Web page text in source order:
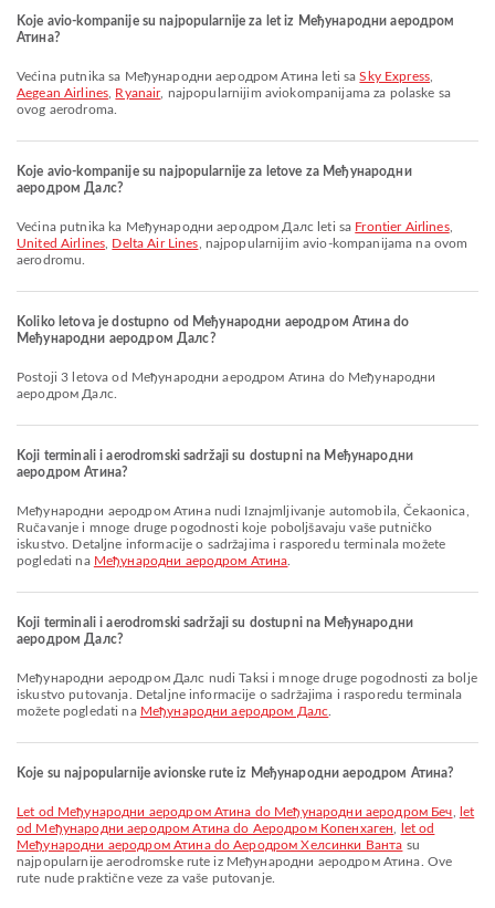
Koje avio-kompanije su najpopularnije za let iz Међународни аеродром
Атина?
Većina putnika sa Међународни аеродром Атина leti saSky Express,
Aegean Airlines Ryanair, najpopularnijim aviokompanijama za polaske sa
ovog aerodroma.
Koje avio-kompanije su najpopularnije za letove za Међународни
аеродром Далс?
Većina putnika ka Међународни аеродром Далс leti sa Frontier Airlines,
United Airlines Delta Air Lines , najpopularnijim avio-kompanijama na ovom
aerodromu.
Koliko letova je dostupno od Међународни аеродром Атина do
Међународни аеродром Далс?
Postoji 3 letova od Међународни аеродром Атина do Међународни
аеродром Далс.
Koji terminali i aerodromski sadržaji su dostupni na Међународни
аеродром Атина?
Међународни аеродром Атина nudi Iznajmljivanje automobila, Čekaonica,
Ručavanje i mnoge druge pogodnosti koje poboljšavaju vaše putničko
iskustvo. Detaljne informacije o sadržajima i rasporedu terminala možete
pogledati na Међународни аеродром Атина
Koji terminali i aerodromski sadržaji su dostupni na Међународни
аеродром Далс?
Међународни аеродром Далс nudi Taksi i mnoge druge pogodnosti za bolje
iskustvo putovanja. Detaljne informacije o sadržajima i rasporedu terminala
možete pogledati na Међународни аеродром Далс
Koje su najpopularnije avionske rute iz Међународни аеродром Атина?
let od Међународни аеродром Атина do Међународни аеродром Беч
let
od Међународни аеродром Атина do Аеродром Копенхаген
let od
Међународни аеродром Атина do Аеродром Хелсинки Ванта su
najpopularnije aerodromske rute iz Међународни аеродром Атина. Ove
rute nude praktične veze za vaše putovanje.